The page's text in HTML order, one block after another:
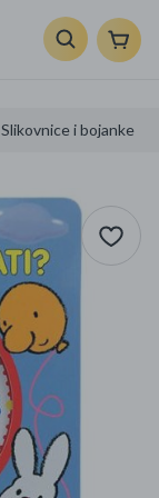
Slikovnice i bojanke